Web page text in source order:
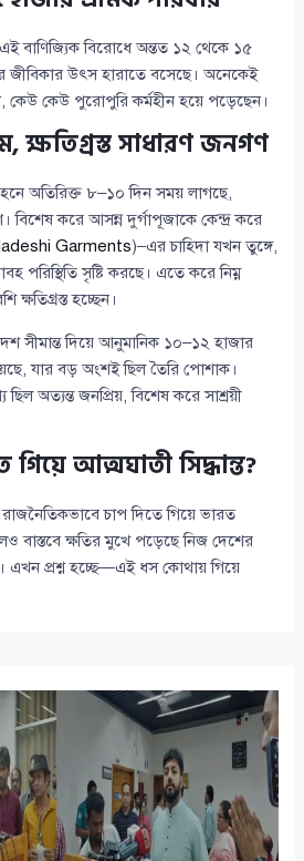
বাণিজ্যিক বিরোধে অন্তত ১২ থেকে ১৫
জীবিকার উৎস হারাতে বসেছে। অনেকেই
কেউ কেউ পুরোপুরি কর্মহীন হয়ে পড়েছেন।
ক্ষতিগ্রস্ত সাধারণ জনগণ
অতিরিক্ত ৮–১০ দিন সময় লাগছে,
বিশেষ করে আসন্ন দুর্গাপূজাকে কেন্দ্র করে
Garments)–এর চাহিদা যখন তুঙ্গে,
পরিস্থিতি সৃষ্টি করছে। এতে করে নিম্ন
ক্ষতিগ্রস্ত হচ্ছেন।
সীমান্ত দিয়ে আনুমানিক ১০–১২ হাজার
যার বড় অংশই ছিল তৈরি পোশাক।
ছিল অত্যন্ত জনপ্রিয়, বিশেষ করে সাশ্রয়ী
গিয়ে আত্মঘাতী সিদ্ধান্ত?
রাজনৈতিকভাবে চাপ দিতে গিয়ে ভারত
বাস্তবে ক্ষতির মুখে পড়েছে নিজ দেশের
এখন প্রশ্ন হচ্ছে—এই ধস কোথায় গিয়ে